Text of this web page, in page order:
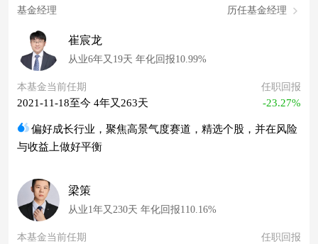
基金经理 历任基金经理
崔宸龙
从业6年又19天 年化回报10.99%
本基金当前任期
2021-11-18至今 4年又263天
任职回报
-23.27%
偏好成长行业，聚焦高景气度赛道，精选个股，并在风险
与收益上做好平衡
梁策
从业1年又230天 年化回报110.16%
本基金当前任期 任职回报